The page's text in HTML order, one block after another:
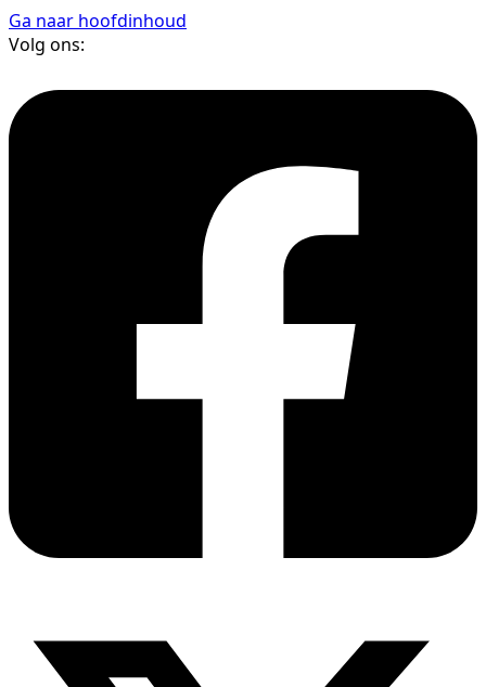
Ga naar hoofdinhoud
Volg ons: